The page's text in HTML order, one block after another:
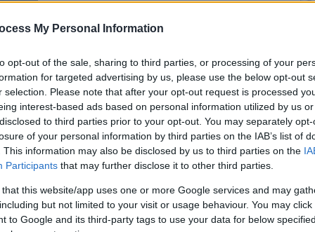
My Personal Information
opt-out of the sale, sharing to third parties, or processing of your
for targeted advertising by us, please use the below opt-out
selection. Please note that after your opt-out request is processed
interest-based ads based on personal information utilized by us
to third parties prior to your opt-out. You may separately
of your personal information by third parties on the IAB’s list of
This information may also be disclosed by us to third parties on the
Participants that may further disclose it to other third parties.
that this website/app uses one or more Google services and may
but not limited to your visit or usage behaviour. You may
to Google and its third-party tags to use your data for below
Ιστορία|18.06.2023 07:35
Μεσόγειο: Το ιστιοφόρο που έφυγε
από τον Πειραιά για το Κρανίδι και
βρέθηκε μετά από ένα μήνα στη
Βεγγάζη
Το πρωί της Πέμπτης 22 Δεκεμβρίου
1932 το «Καλλιόπη» με ούριο άνεμο
στα πανιά του εγκατέλειπε το λιμάνι
του Πειραιά με πλώρη για το Κρανίδι.
Επεσε σε θύελα και μετά από 35